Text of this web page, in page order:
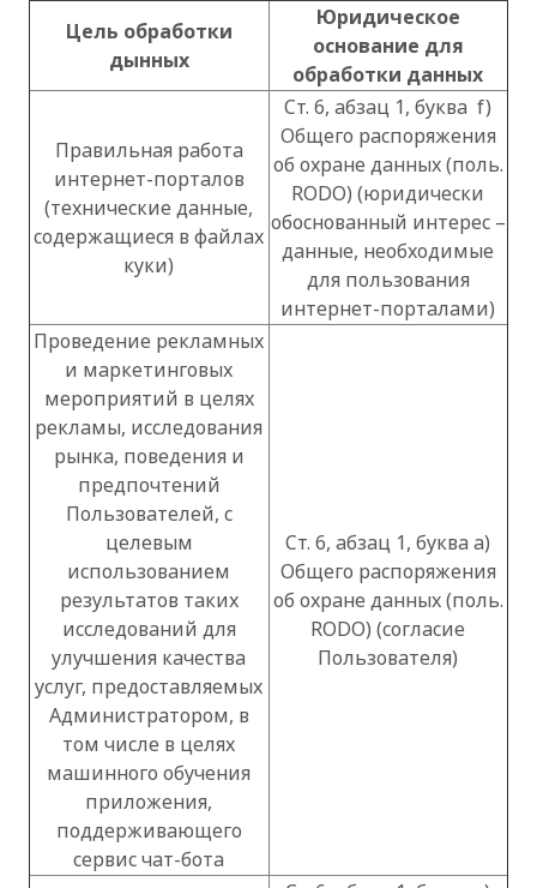
Цель обработки
дынных
Юридическое
основание для
обработки данных
Правильная работа
интернет-порталов
(технические данные,
содержащиеся в файлах
куки)
Ст. 6, абзац 1, буква f)
Общего распоряжения
об охране данных (поль.
RODO) (юридически
обоснованный интерес –
данные, необходимые
для пользования
интернет-порталами)
Проведение рекламных
и маркетинговых
мероприятий в целях
рекламы, исследования
рынка, поведения и
предпочтений
Пользователей, с
целевым
использованием
результатов таких
исследований для
улучшения качества
услуг, предоставляемых
Администратором, в
том числе в целях
машинного обучения
приложения,
поддерживающего
сервис чат-бота
Ст. 6, абзац 1, буква a)
Общего распоряжения
об охране данных (поль.
RODO) (согласие
Пользователя)